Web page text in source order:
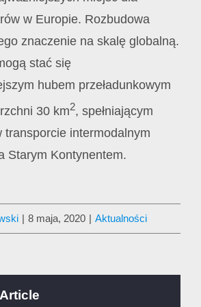
w Europie. Rozbudowa
znaczenie na skalę globalną.
stać się
hubem przeładunkowym
30 km2, spełniającym
transporcie intermodalnym
Starym Kontynentem.
| 8 maja, 2020 | Aktualności